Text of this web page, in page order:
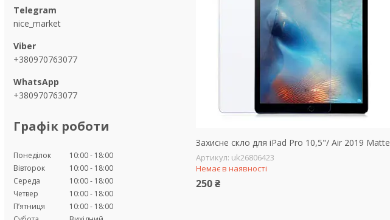
nice_market
+380970763077
+380970763077
Графік роботи
Понеділок 10:00
18:00
Вівторок
10:00
18:00
Середа
10:00
18:00
Четвер
10:00
18:00
Пʼятниця
10:00
18:00
Захисне скло для iPad Pro 10,5"/ Air 2019 Matte
uk26806423
Немає в наявності
250 ₴